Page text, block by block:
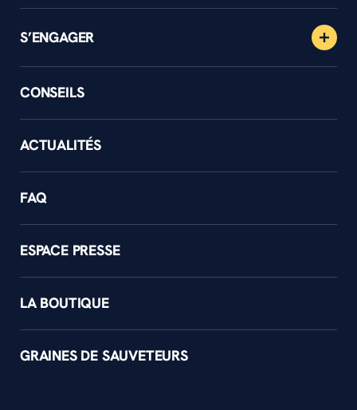
S’ENGAGER
CONSEILS
ACTUALITÉS
FAQ
ESPACE PRESSE
LA BOUTIQUE
GRAINES DE SAUVETEURS